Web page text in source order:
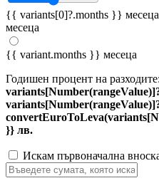
{{ variants[0]?.months }} месеца
месеца
{{ variant.months }} месеца
Годишен процент на разходите:
}} лв.
Искам първоначална